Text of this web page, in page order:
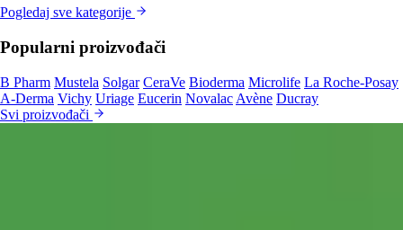
Pogledaj sve kategorije
Popularni proizvođači
B Pharm Mustela Solgar CeraVe Bioderma Microlife La Roche-Posay
A-Derma Vichy Uriage Eucerin Novalac Avène Ducray
Svi proizvođači